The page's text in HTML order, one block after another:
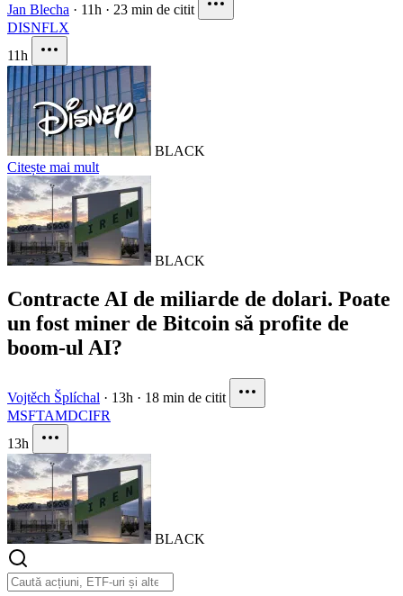
Jan Blecha · 11h · 23 min de citit
DISNFLX
11h
BLACK
Citește mai mult
BLACK
Contracte AI de miliarde de dolari. Poate
un fost miner de Bitcoin să profite de
boom-ul AI?
Vojtěch Šplíchal · 13h · 18 min de citit
MSFTAMDCIFR
13h
BLACK